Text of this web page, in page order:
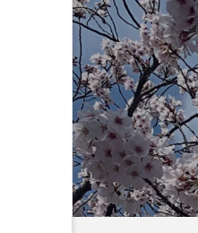
んででん
: 天神祭
admin